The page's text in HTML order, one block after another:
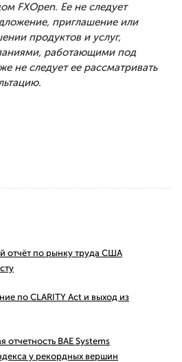
FXOpen. Ее не следует
приглашение или
продуктов и услуг,
работающими под
не следует ее рассматривать
отчёт по рынку труда США
по CLARITY Act и выход из
отчетность BAE Systems
у рекордных вершин